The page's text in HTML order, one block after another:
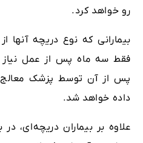
رو خواهد کرد.
بیمارانی که نوع دریچه آنها
فقط سه ماه پس از عمل نیاز
پس از آن توسط پزشک معالج
داده خواهد شد.
علاوه بر بیماران دریچه‌ای، در